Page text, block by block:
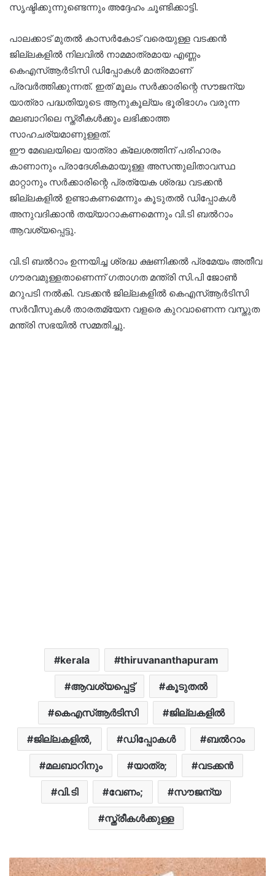
സൃഷ്ടിക്കുന്നുണ്ടെന്നും അദ്ദേഹം ചൂണ്ടിക്കാട്ടി.
പാലക്കാട് മുതൽ കാസർകോട് വരെയുള്ള വടക്കൻ
ജില്ലകളിൽ നിലവിൽ നാമമാത്രമായ എണ്ണം
കെഎസ്ആർടിസി ഡിപ്പോകൾ മാത്രമാണ്
പ്രവർത്തിക്കുന്നത്. ഇത് മൂലം സർക്കാരിന്റെ സൗജന്യ
യാത്രാ പദ്ധതിയുടെ ആനുകൂല്യം ഭൂരിഭാഗം വരുന്ന
മലബാറിലെ സ്ത്രീകൾക്കും ലഭിക്കാത്ത
സാഹചര്യമാണുള്ളത്.
ഈ മേഖലയിലെ യാത്രാ ക്ലേശത്തിന് പരിഹാരം
കാണാനും പ്രാദേശികമായുള്ള അസന്തുലിതാവസ്ഥ
മാറ്റാനും സർക്കാരിന്റെ പ്രത്യേക ശ്രദ്ധ വടക്കൻ
ജില്ലകളിൽ ഉണ്ടാകണമെന്നും കൂടുതൽ ഡിപ്പോകൾ
അനുവദിക്കാൻ തയ്യാറാകണമെന്നും വി.ടി ബൽറാം
ആവശ്യപ്പെട്ടു.
വി.ടി ബൽറാം ഉന്നയിച്ച ശ്രദ്ധ ക്ഷണിക്കൽ പ്രമേയം അതീവ
ഗൗരവമുള്ളതാണെന്ന് ഗതാഗത മന്ത്രി സി.പി ജോൺ
മറുപടി നൽകി. വടക്കൻ ജില്ലകളിൽ കെഎസ്ആർടിസി
സർവീസുകൾ താരതമ്യേന വളരെ കുറവാണെന്ന വസ്തുത
മന്ത്രി സഭയിൽ സമ്മതിച്ചു.
kerala thiruvananthapuram
ആവശ്യപ്പെട്ട് കൂടുതൽ
കെഎസ്ആർടിസി ജില്ലകളില്‍
ജില്ലകളില്‍, ഡിപ്പോകൾ ബല്‍റാം
മലബാറിനും യാത്ര; വടക്കൻ
വി.ടി വേണം; സൗജന്യ
സ്ത്രീകൾക്കുള്ള